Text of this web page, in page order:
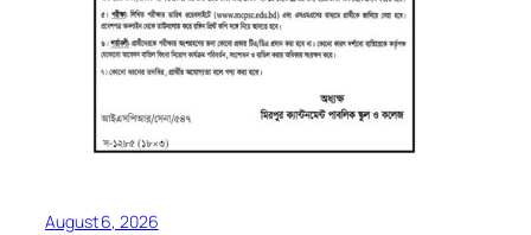
August 6, 2026